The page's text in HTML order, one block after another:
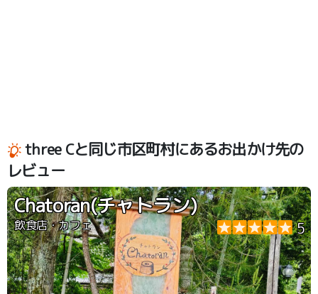
three Cと同じ市区町村にあるお出かけ先の
レビュー
Chatoran(チャトラン)
飲食店・カフェ 5